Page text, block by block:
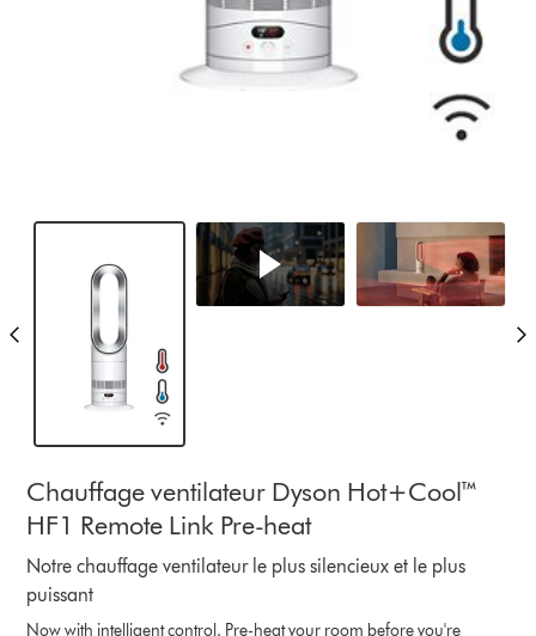
Chauffage ventilateur Dyson Hot+Cool™
HF1 Remote Link Pre-heat
Notre chauffage ventilateur le plus silencieux et le plus
puissant
Now with intelligent control. Pre-heat your room before you're